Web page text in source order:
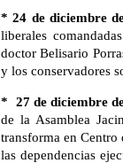
* 24 de diciembre
liberales
doctor Belisario
y los conservadores
* 27 de diciembre
de la Asamblea
transforma en
las dependencias